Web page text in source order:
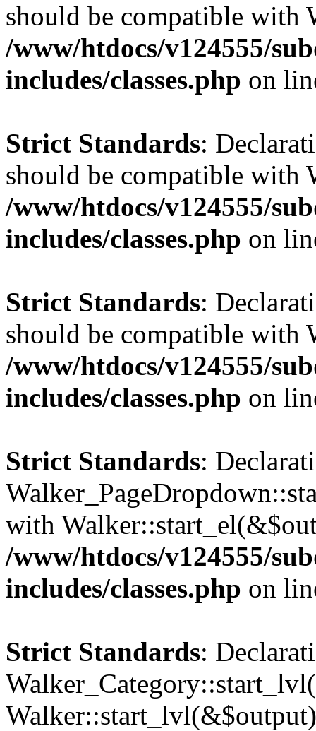
should be compatible
/www/htdocs/v124555/
includes/classes.php on
Strict Standards:
should be compatible with
/www/htdocs/v124555/
includes/classes.php on
Strict Standards:
should be compatible with
/www/htdocs/v124555/
includes/classes.php on
Strict Standards:
with
/www/htdocs/v124555/
includes/classes.php on
Strict Standards: